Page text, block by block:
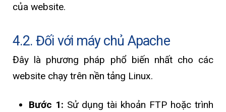
của website.
4.2. Đối với máy chủ Apache
Đây là phương pháp phổ biến nhất cho các
website chạy trên nền tảng Linux.
Bước 1: Sử dụng tài khoản FTP hoặc trình